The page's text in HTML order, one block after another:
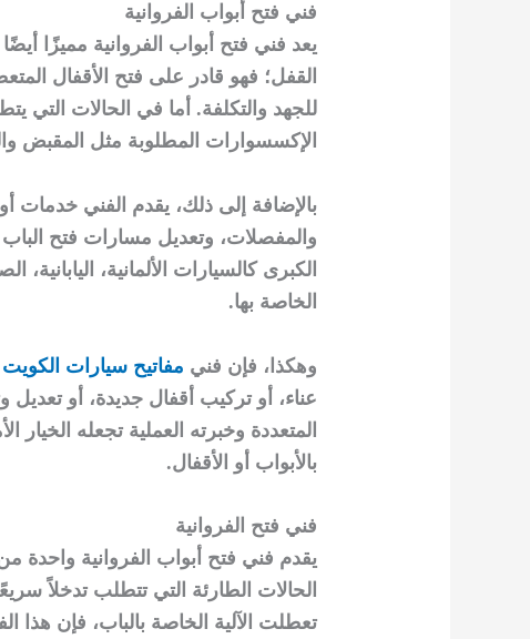
فني فتح أبواب الفروانية
يعد فني فتح أبواب الفروانية مميزًا
القفل؛ فهو قادر على فتح الأقفال
للجهد والتكلفة. أما في الحالات التي
الإكسسوارات المطلوبة مثل المقبض
بالإضافة إلى ذلك، يقدم الفني خدمات
والمفصلات، وتعديل مسارات فتح الباب
الكبرى كالسيارات الألمانية،
الخاصة بها.
وهكذا، فإن فني مفاتيح سيارات الكويت
عناء، أو تركيب أقفال جديدة، أو
المتعددة وخبرته العملية تجعله
بالأبواب أو الأقفال.
فني فتح الفروانية
يقدم فني فتح أبواب الفروانية واحدة
الحالات الطارئة التي تتطلب تدخلاً
تعطلت الآلية الخاصة بالباب، فإن هذا